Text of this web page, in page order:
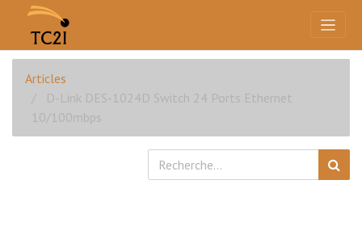
Articles
D-Link DES-1024D Switch 24 Ports Ethernet
10/100mbps